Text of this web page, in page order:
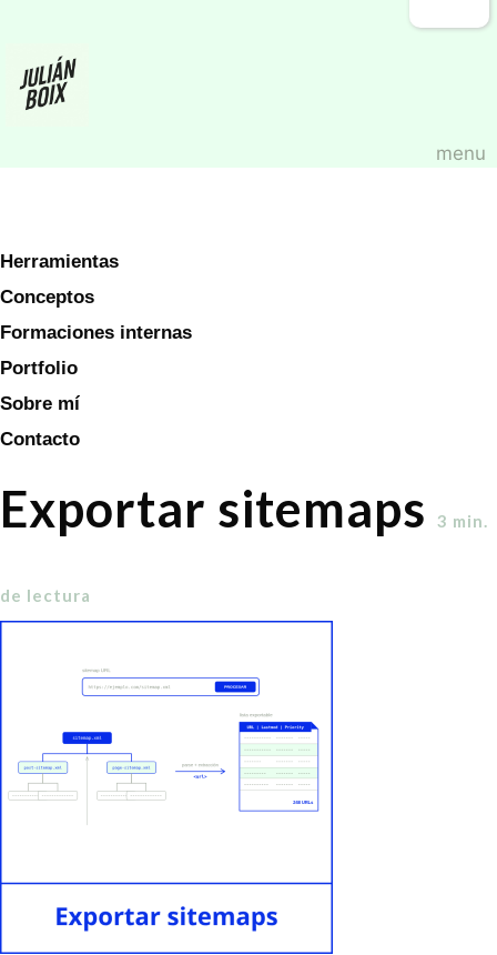
menu
Herramientas
Conceptos
Formaciones internas
Portfolio
Sobre mí
Contacto
Exportar sitemaps 3 min.
de lectura